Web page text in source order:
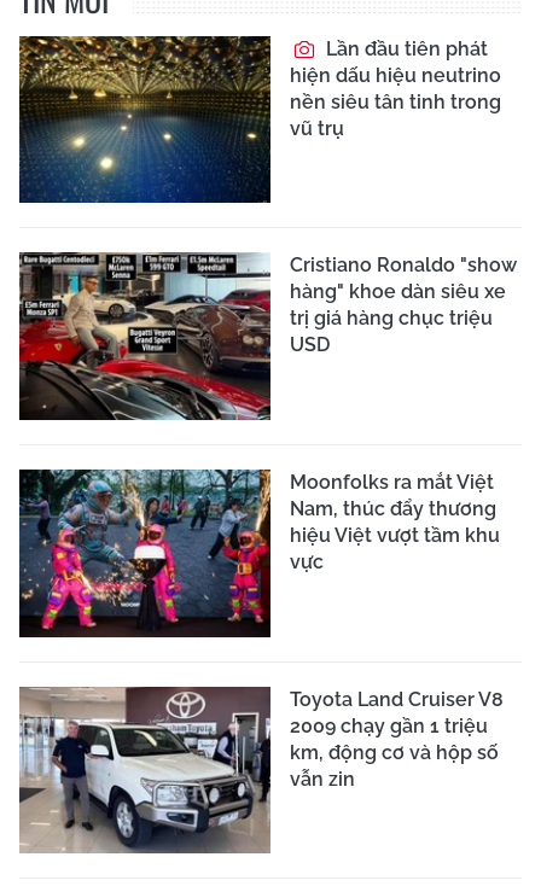
Lần đầu tiên phát
hiện dấu hiệu neutrino
nền siêu tân tinh trong
vũ trụ
Cristiano Ronaldo "show
hàng" khoe dàn siêu xe
trị giá hàng chục triệu
USD
Moonfolks ra mắt Việt
Nam, thúc đẩy thương
hiệu Việt vượt tầm khu
vực
Toyota Land Cruiser V8
2009 chạy gần 1 triệu
km, động cơ và hộp số
vẫn zin